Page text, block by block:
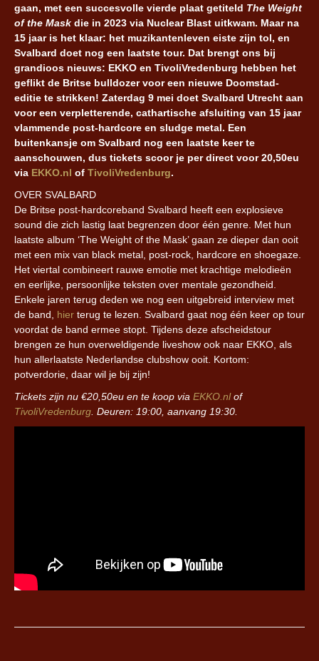
gaan, met een succesvolle vierde plaat getiteld The Weight
of the Mask die in 2023 via Nuclear Blast uitkwam. Maar na
15 jaar is het klaar: het muzikantenleven eiste zijn tol, en
Svalbard doet nog een laatste tour. Dat brengt ons bij
grandioos nieuws: EKKO en TivoliVredenburg hebben het
geflikt de Britse bulldozer voor een nieuwe Doomstad-
editie te strikken! Zaterdag 9 mei doet Svalbard Utrecht aan
voor een verpletterende, cathartische afsluiting van 15 jaar
vlammende post-hardcore en sludge metal. Een
buitenkansje om Svalbard nog een laatste keer te
aanschouwen, dus tickets scoor je per direct voor 20,50eu
via EKKO.nl of TivoliVredenburg.
OVER SVALBARD
De Britse post-hardcoreband Svalbard heeft een explosieve
sound die zich lastig laat begrenzen door één genre. Met hun
laatste album ‘The Weight of the Mask’ gaan ze dieper dan ooit
met een mix van black metal, post-rock, hardcore en shoegaze.
Het viertal combineert rauwe emotie met krachtige melodieën
en eerlijke, persoonlijke teksten over mentale gezondheid.
Enkele jaren terug deden we nog een uitgebreid interview met
de band, hier terug te lezen. Svalbard gaat nog één keer op tour
voordat de band ermee stopt. Tijdens deze afscheidstour
brengen ze hun overweldigende liveshow ook naar EKKO, als
hun allerlaatste Nederlandse clubshow ooit. Kortom:
potverdorie, daar wil je bij zijn!
Tickets zijn nu €20,50eu en te koop via EKKO.nlof
TivoliVredenburg. Deuren: 19:00, aanvang 19:30.